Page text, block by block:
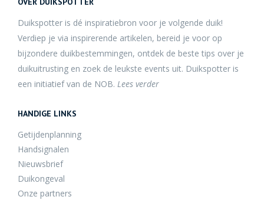
Duikspotter is dé inspiratiebron voor je volgende duik!
Verdiep je via inspirerende artikelen, bereid je voor op
bijzondere duikbestemmingen, ontdek de beste tips over je
duikuitrusting en zoek de leukste events uit. Duikspotter is
een initiatief van de NOB. Lees verder
HANDIGE LINKS
Getijdenplanning
Handsignalen
Nieuwsbrief
Duikongeval
Onze partners